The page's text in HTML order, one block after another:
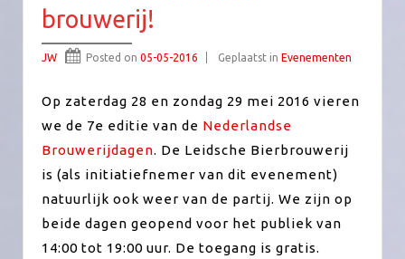
brouwerij!
JW Posted on 05-05-2016 Geplaatst in Evenementen
Op zaterdag 28 en zondag 29 mei 2016 vieren
we de 7e editie van de Nederlandse
Brouwerijdagen. De Leidsche Bierbrouwerij
is (als initiatiefnemer van dit evenement)
natuurlijk ook weer van de partij. We zijn op
beide dagen geopend voor het publiek van
14:00 tot 19:00 uur. De toegang is gratis.